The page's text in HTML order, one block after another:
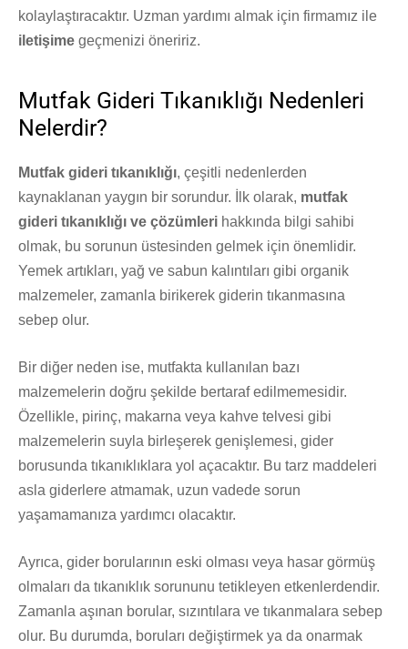
kolaylaştıracaktır. Uzman yardımı almak için firmamız ile
iletişime geçmenizi öneririz.
Mutfak Gideri Tıkanıklığı Nedenleri
Nelerdir?
Mutfak gideri tıkanıklığı, çeşitli nedenlerden
kaynaklanan yaygın bir sorundur. İlk olarak, mutfak
gideri tıkanıklığı ve çözümleri hakkında bilgi sahibi
olmak, bu sorunun üstesinden gelmek için önemlidir.
Yemek artıkları, yağ ve sabun kalıntıları gibi organik
malzemeler, zamanla birikerek giderin tıkanmasına
sebep olur.
Bir diğer neden ise, mutfakta kullanılan bazı
malzemelerin doğru şekilde bertaraf edilmemesidir.
Özellikle, pirinç, makarna veya kahve telvesi gibi
malzemelerin suyla birleşerek genişlemesi, gider
borusunda tıkanıklıklara yol açacaktır. Bu tarz maddeleri
asla giderlere atmamak, uzun vadede sorun
yaşamamanıza yardımcı olacaktır.
Ayrıca, gider borularının eski olması veya hasar görmüş
olmaları da tıkanıklık sorununu tetikleyen etkenlerdendir.
Zamanla aşınan borular, sızıntılara ve tıkanmalara sebep
olur. Bu durumda, boruları değiştirmek ya da onarmak